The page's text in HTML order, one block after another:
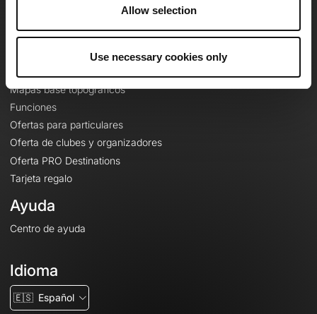
Allow selection
Use necessary cookies only
Le Mag'
Mapas base topográficos
Funciones
Ofertas para particulares
Oferta de clubes y organizadores
Oferta PRO Destinations
Tarjeta regalo
Ayuda
Centro de ayuda
Idioma
🇪🇸 Español